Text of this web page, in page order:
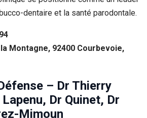
dentaire et la santé parodontale.
Montagne, 92400 Courbevoie,
– Dr Thierry
Dr Quinet, Dr
Mimoun